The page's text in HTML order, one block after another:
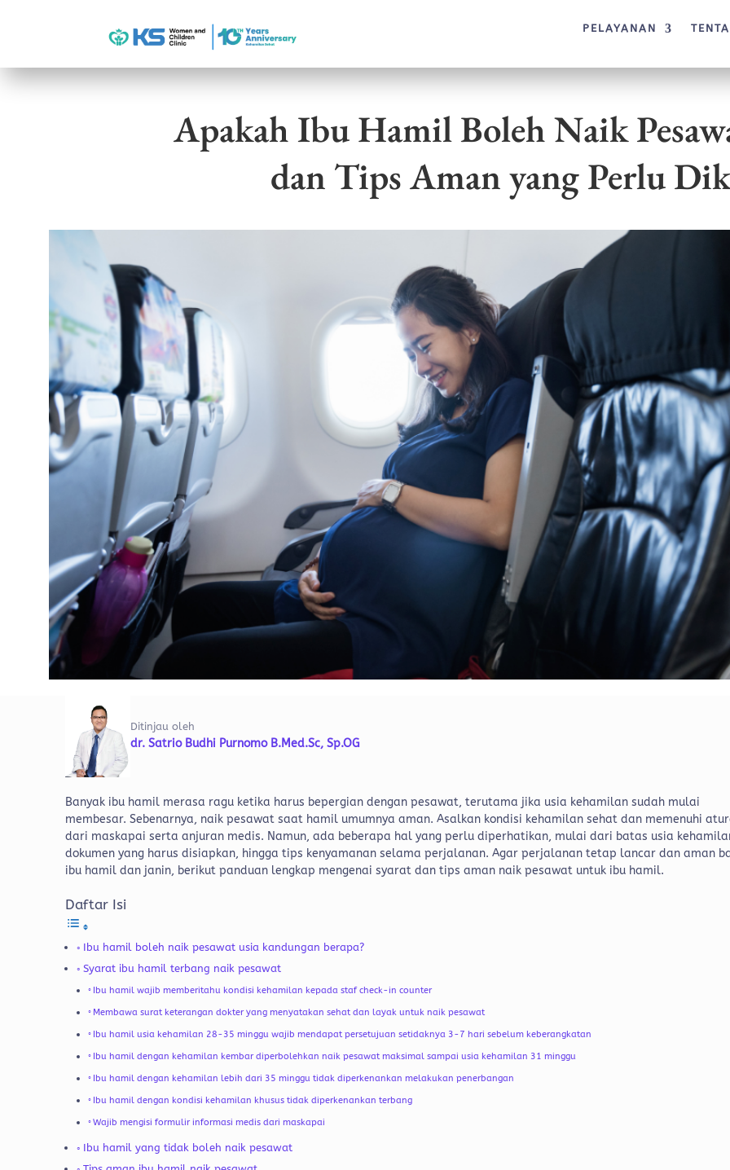
PELAYANAN
Apakah Ibu Hamil Boleh Naik
dan Tips Aman yang Perlu
Ditinjau oleh
dr. Satrio Budhi Purnomo B.Med.Sc, Sp.OG
Banyak ibu hamil merasa ragu ketika harus bepergian dengan pesawat, terutama jika usia kehamilan sudah mulai
membesar. Sebenarnya, naik pesawat saat hamil umumnya aman. Asalkan kondisi kehamilan sehat dan memenuhi
dari maskapai serta anjuran medis. Namun, ada beberapa hal yang perlu diperhatikan, mulai dari batas usia
dokumen yang harus disiapkan, hingga tips kenyamanan selama perjalanan.Agar perjalanan tetap lancar dan aman
ibu hamil dan janin, berikut panduan lengkap mengenai syarat dan tips aman naik pesawat untuk ibu hamil.
Daftar Isi
Ibu hamil boleh naik pesawat usia kandungan berapa?
Syarat ibu hamil terbang naik pesawat
Ibu hamil wajib memberitahu kondisi kehamilan kepada staf check-in counter
Membawa surat keterangan dokter yang menyatakan sehat dan layak untuk naik pesawat
Ibu hamil usia kehamilan 28-35 minggu wajib mendapat persetujuan setidaknya 3-7 hari sebelum keberangkatan
Ibu hamil dengan kehamilan kembar diperbolehkan naik pesawat maksimal sampai usia kehamilan 31 minggu
Ibu hamil dengan kehamilan lebih dari 35 minggu tidak diperkenankan melakukan penerbangan
Ibu hamil dengan kondisi kehamilan khusus tidak diperkenankan terbang
Wajib mengisi formulir informasi medis dari maskapai
Ibu hamil yang tidak boleh naik pesawat